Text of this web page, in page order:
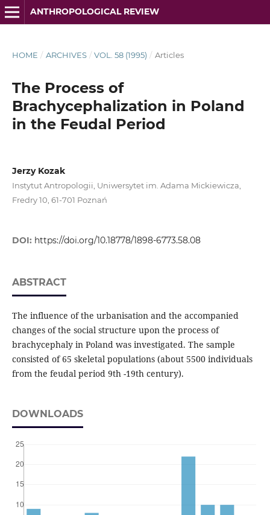
ANTHROPOLOGICAL REVIEW
HOME / ARCHIVES / VOL. 58 (1995) / Articles
The Process of
Brachycephalization in Poland
in the Feudal Period
Jerzy Kozak
Instytut Antropologii, Uniwersytet im. Adama Mickiewicza,
Fredry 10, 61-701 Poznań
DOI: https://doi.org/10.18778/1898-6773.58.08
ABSTRACT
The influence of the urbanisation and the accompanied
changes of the social structure upon the process of
brachycephaly in Poland was investigated. The sample
consisted of 65 skeletal populations (about 5500 individuals
from the feudal period 9th -19th century).
DOWNLOADS